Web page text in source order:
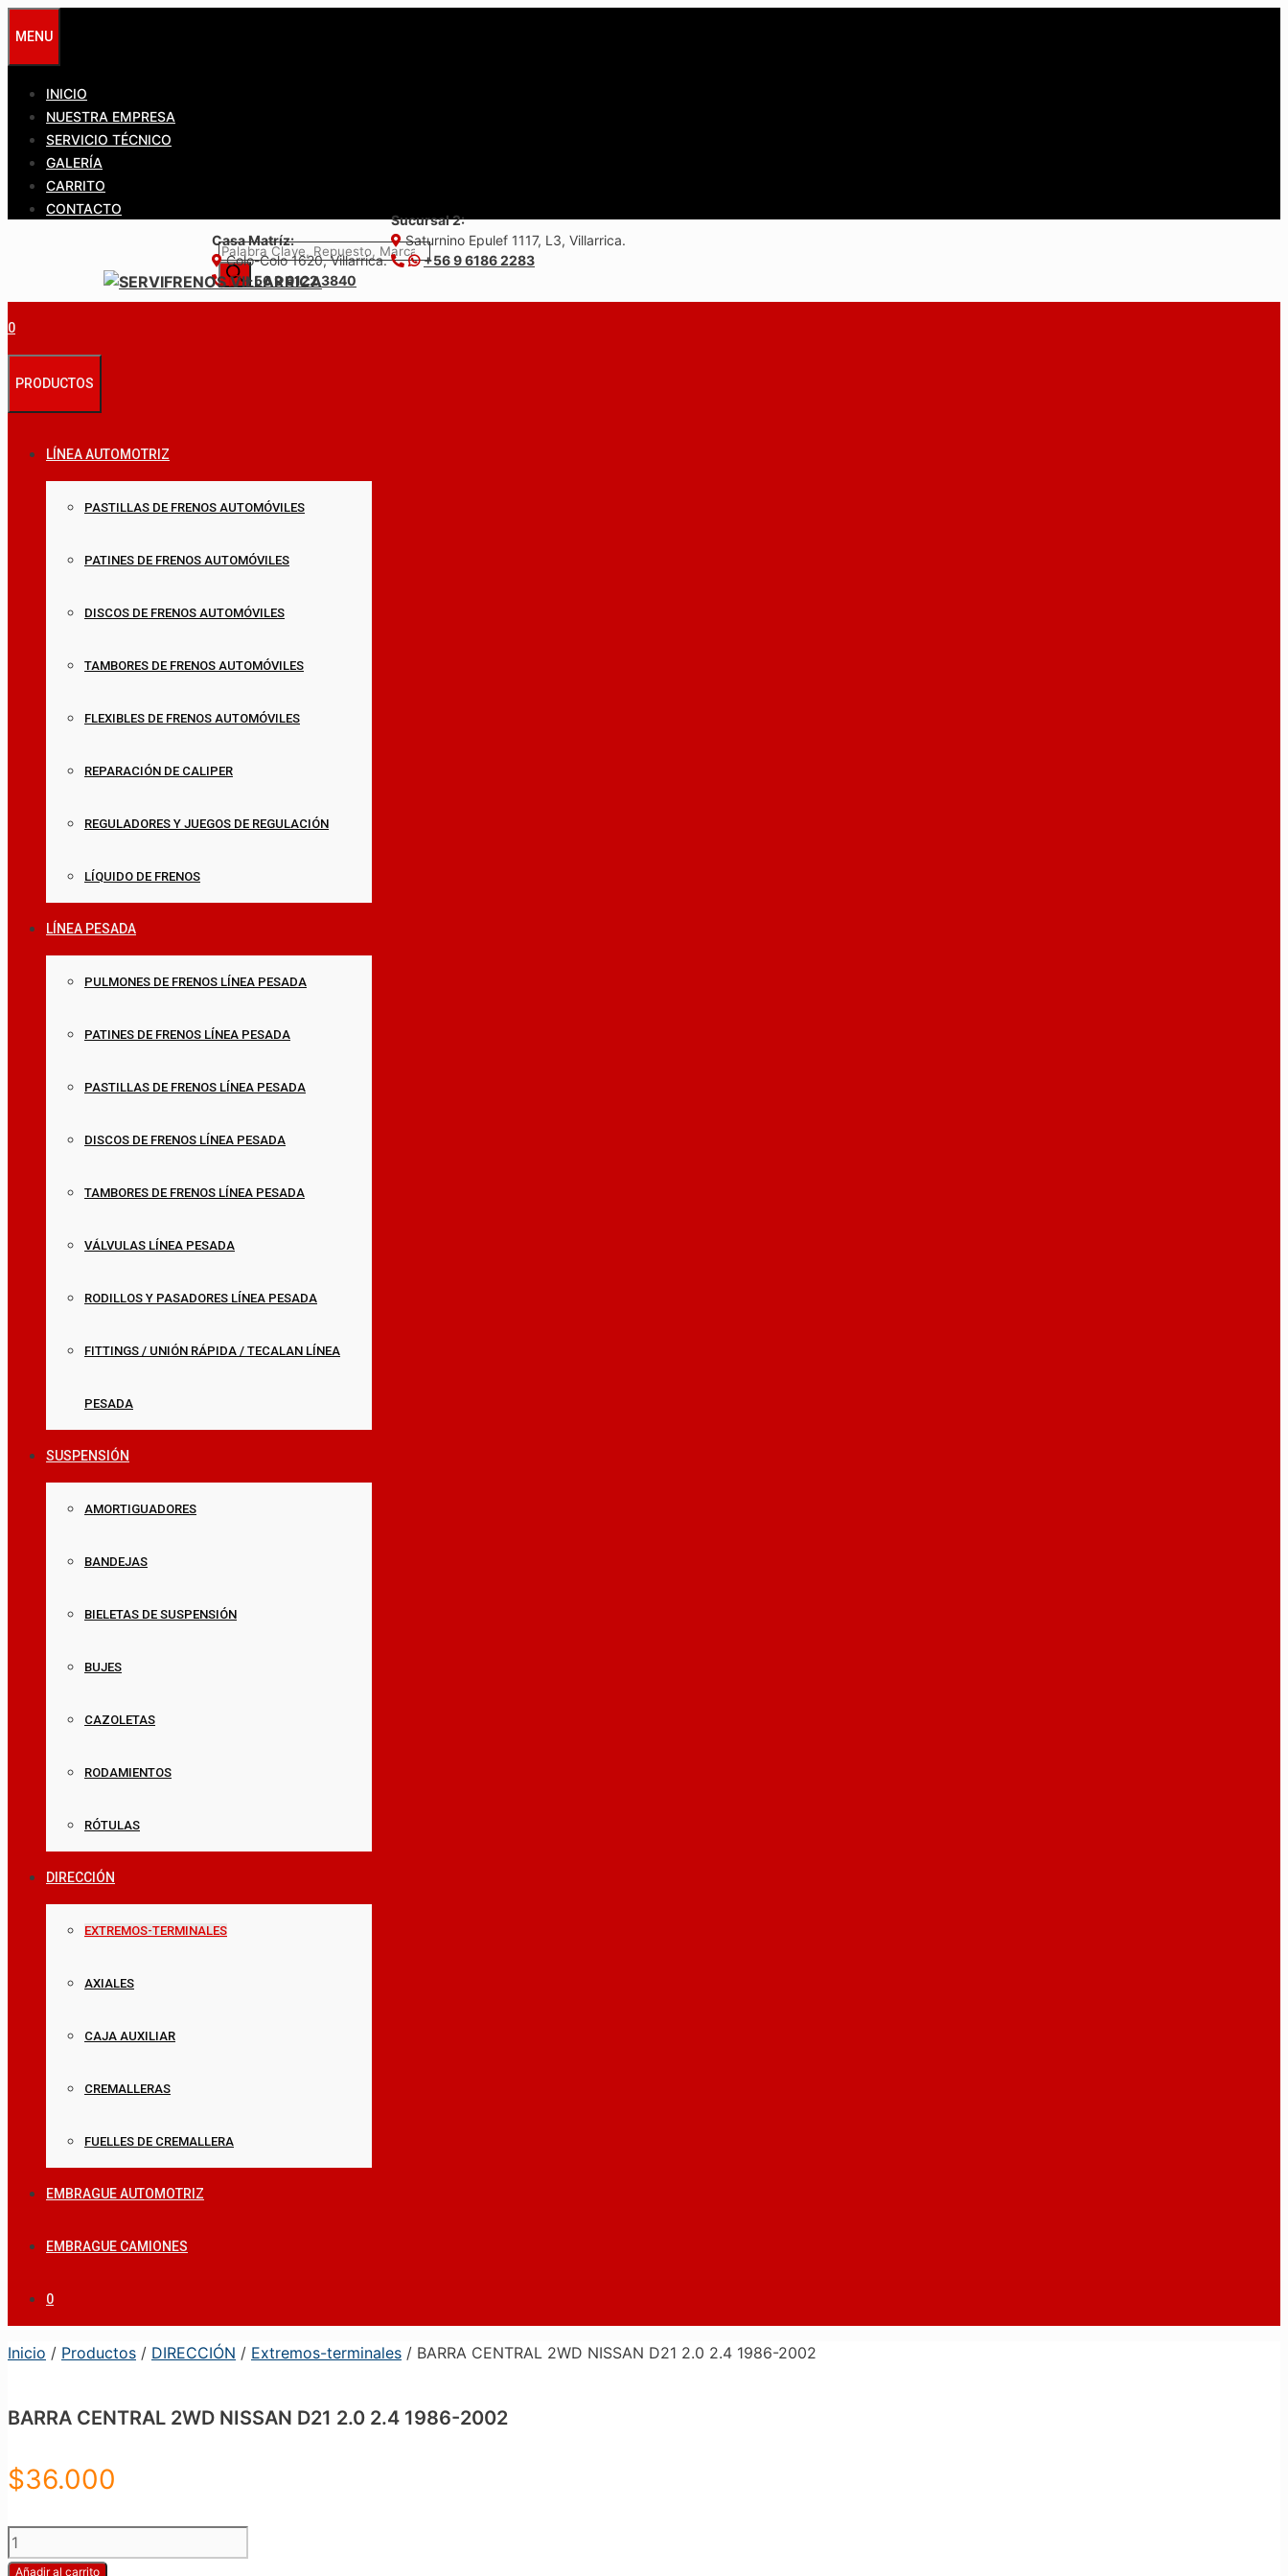
al
contenido
MENU
INICIO
NUESTRA EMPRESA
SERVICIO TÉCNICO
GALERÍA
CARRITO
CONTACTO
Búsqueda
de
productos
Casa Matríz:
Colo-Colo 1620, Villarrica.
+56 9 6122 3840
Sucursal 2:
Saturnino Epulef 1117, L3, Villarrica.
+56 9 6186 2283
0
PRODUCTOS
LÍNEA AUTOMOTRIZ
PASTILLAS DE FRENOS AUTOMÓVILES
PATINES DE FRENOS AUTOMÓVILES
DISCOS DE FRENOS AUTOMÓVILES
TAMBORES DE FRENOS AUTOMÓVILES
FLEXIBLES DE FRENOS AUTOMÓVILES
REPARACIÓN DE CALIPER
REGULADORES Y JUEGOS DE REGULACIÓN
LÍQUIDO DE FRENOS
LÍNEA PESADA
PULMONES DE FRENOS LÍNEA PESADA
PATINES DE FRENOS LÍNEA PESADA
PASTILLAS DE FRENOS LÍNEA PESADA
DISCOS DE FRENOS LÍNEA PESADA
TAMBORES DE FRENOS LÍNEA PESADA
VÁLVULAS LÍNEA PESADA
RODILLOS Y PASADORES LÍNEA PESADA
FITTINGS / UNIÓN RÁPIDA / TECALAN LÍNEA
PESADA
SUSPENSIÓN
AMORTIGUADORES
BANDEJAS
BIELETAS DE SUSPENSIÓN
BUJES
CAZOLETAS
RODAMIENTOS
RÓTULAS
DIRECCIÓN
EXTREMOS-TERMINALES
AXIALES
CAJA AUXILIAR
CREMALLERAS
FUELLES DE CREMALLERA
EMBRAGUE AUTOMOTRIZ
EMBRAGUE CAMIONES
0
Inicio / Productos / DIRECCIÓN / Extremos-terminales / BARRA CENTRAL 2WD NISSAN D21 2.0 2.4 1986-2002
BARRA CENTRAL 2WD NISSAN D21 2.0 2.4 1986-2002
$36.000
BARRA
CENTRAL
Añadir al carrito